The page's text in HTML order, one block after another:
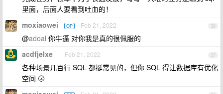
里面，后面人要看到吐血的！
36
moxiaowei OP Feb 21, 2022
@adoal 你牛逼 对你我是真的很佩服的
37
acdfjelxe Feb 21, 2022
各种场景几百行 SQL 都挺常见的，但你 SQL 得让数据库有优化
空间 🌝